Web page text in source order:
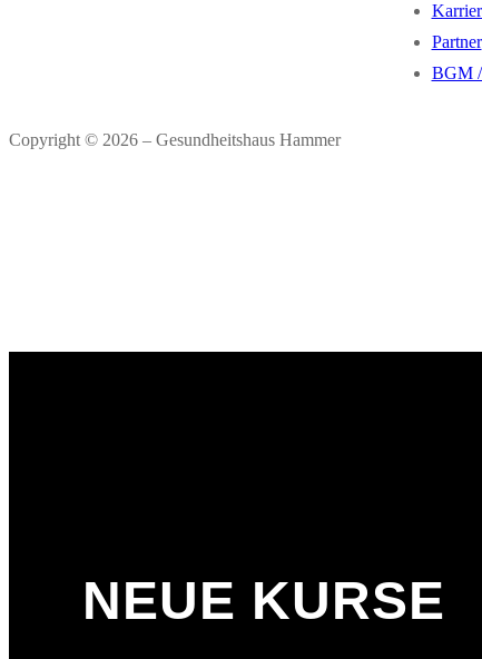
Partner
BGM
Copyright © 2026 – Gesundheitshaus Hammer
NEUE KURSE